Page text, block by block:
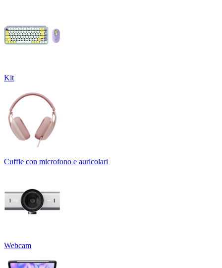
Kit
Cuffie con microfono e auricolari
Webcam